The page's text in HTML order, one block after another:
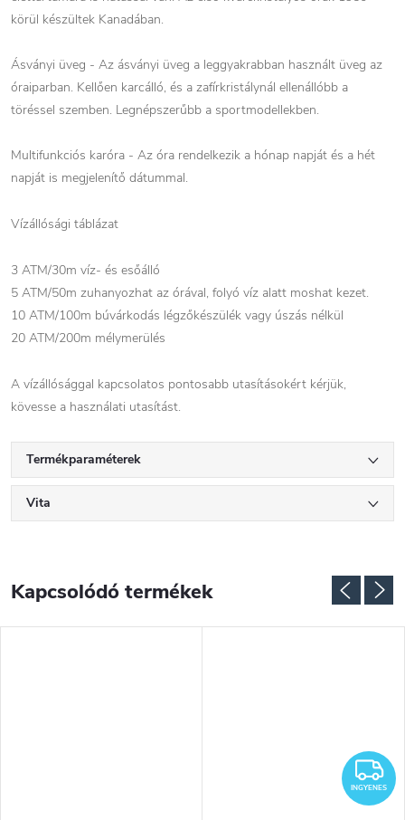
körül készültek Kanadában.
Ásványi üveg - Az ásványi üveg a leggyakrabban használt üveg az
óraiparban. Kellően karcálló, és a zafírkristálynál ellenállóbb a
töréssel szemben. Legnépszerűbb a sportmodellekben.
Multifunkciós karóra - Az óra rendelkezik a hónap napját és a hét
napját is megjelenítő dátummal.
Vízállósági táblázat
3 ATM/30m víz- és esőálló
5 ATM/50m zuhanyozhat az órával, folyó víz alatt moshat kezet.
10 ATM/100m búvárkodás légzőkészülék vagy úszás nélkül
20 ATM/200m mélymerülés
A vízállósággal kapcsolatos pontosabb utasításokért kérjük,
kövesse a használati utasítást.
Termékparaméterek
Vita
Kapcsolódó termékek
INGYENES